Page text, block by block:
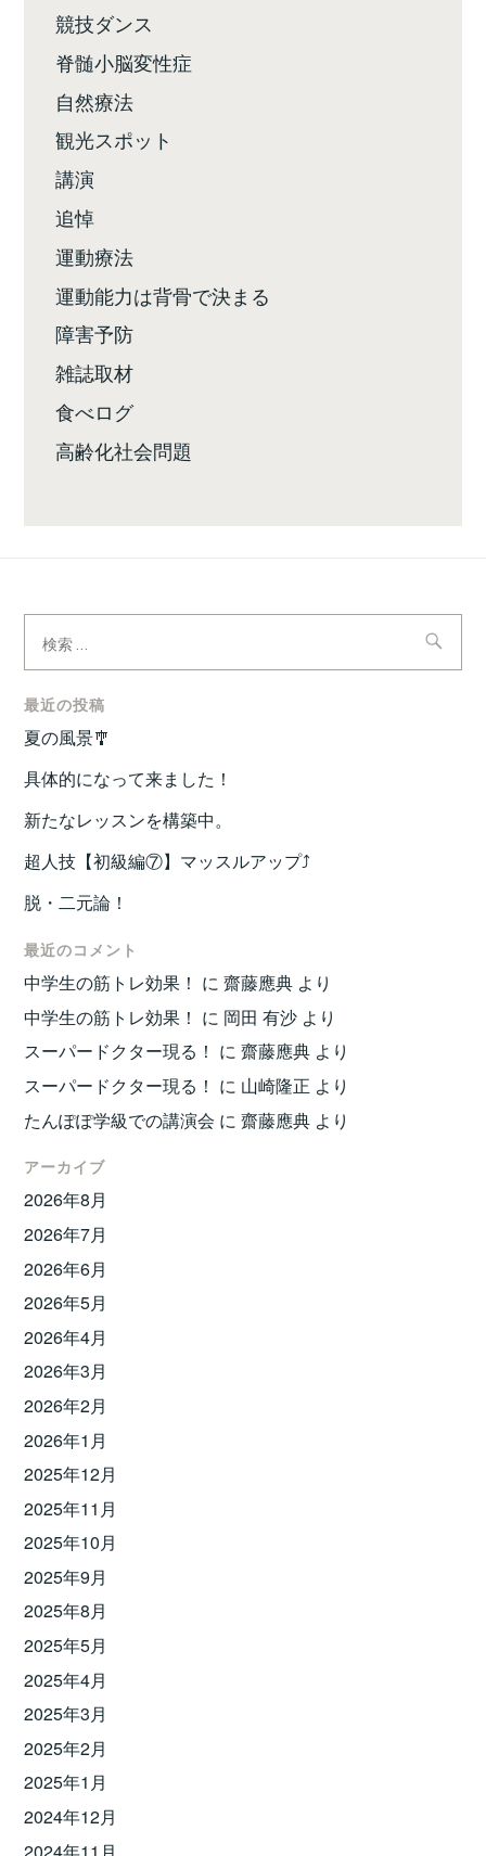
競技ダンス
脊髄小脳変性症
自然療法
観光スポット
講演
追悼
運動療法
運動能力は背骨で決まる
障害予防
雑誌取材
食べログ
高齢化社会問題
索:
最近の投稿
夏の風景🎐
具体的になって来ました！
新たなレッスンを構築中。
超人技【初級編⑦】マッスルアップ⤴️
脱・二元論！
最近のコメント
中学生の筋トレ効果！ に齋藤應典 より
中学生の筋トレ効果！ に 岡田 有沙 より
スーパードクター現る！ に齋藤應典 より
スーパードクター現る！ に 山崎隆正 より
たんぽぽ学級での講演会 に齋藤應典 より
アーカイブ
2026年8月
2026年7月
2026年6月
2026年5月
2026年4月
2026年3月
2026年2月
2026年1月
2025年12月
2025年11月
2025年10月
2025年9月
2025年8月
2025年5月
2025年4月
2025年3月
2025年2月
2025年1月
2024年12月
2024年11月